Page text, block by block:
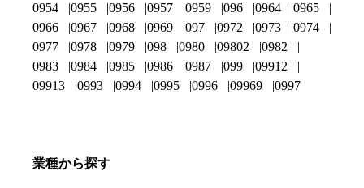
0954
0955 0956 0957 0959 096 0964
0965
0966
0967 0968 0969 097 0972 0973
0974
0977
0978 0979 098 0980 09802
0982
0983
0984 0985 0986 0987 099
09912
09913
0993 0994 0995 0996 09969 0997
業種から探す